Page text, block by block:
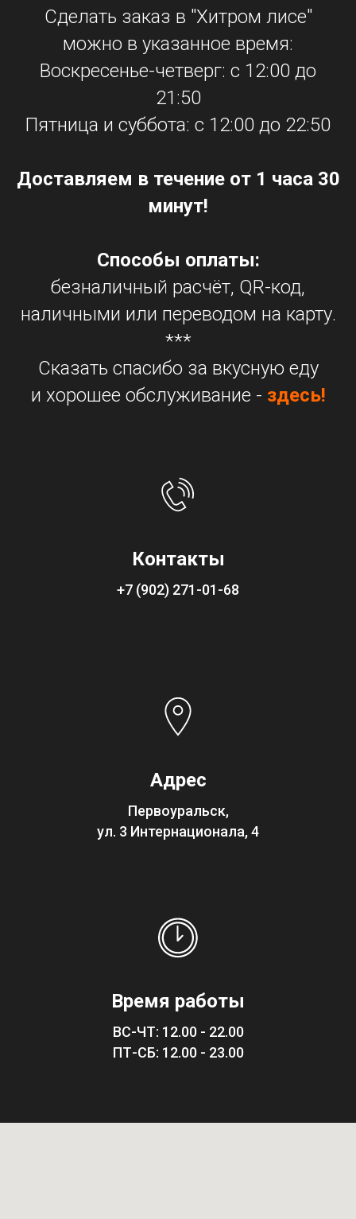
Сделать заказ в "Хитром лисе"
можно в указанное время:
Воскресенье-четверг: с 12:00 до
21:50
Пятница и суббота: с 12:00 до 22:50
Доставляем в течение от 1 часа 30
минут!
Способы оплаты:
безналичный расчёт, QR-код,
наличными или переводом на карту.
***
Сказать спасибо за вкусную еду
и хорошее обслуживание - здесь!
Контакты
+7 (902) 271-01-68
Адрес
Первоуральск,
ул. 3 Интернационала, 4
Время работы
ВС-ЧТ: 12.00 - 22.00
ПТ-СБ: 12.00 - 23.00